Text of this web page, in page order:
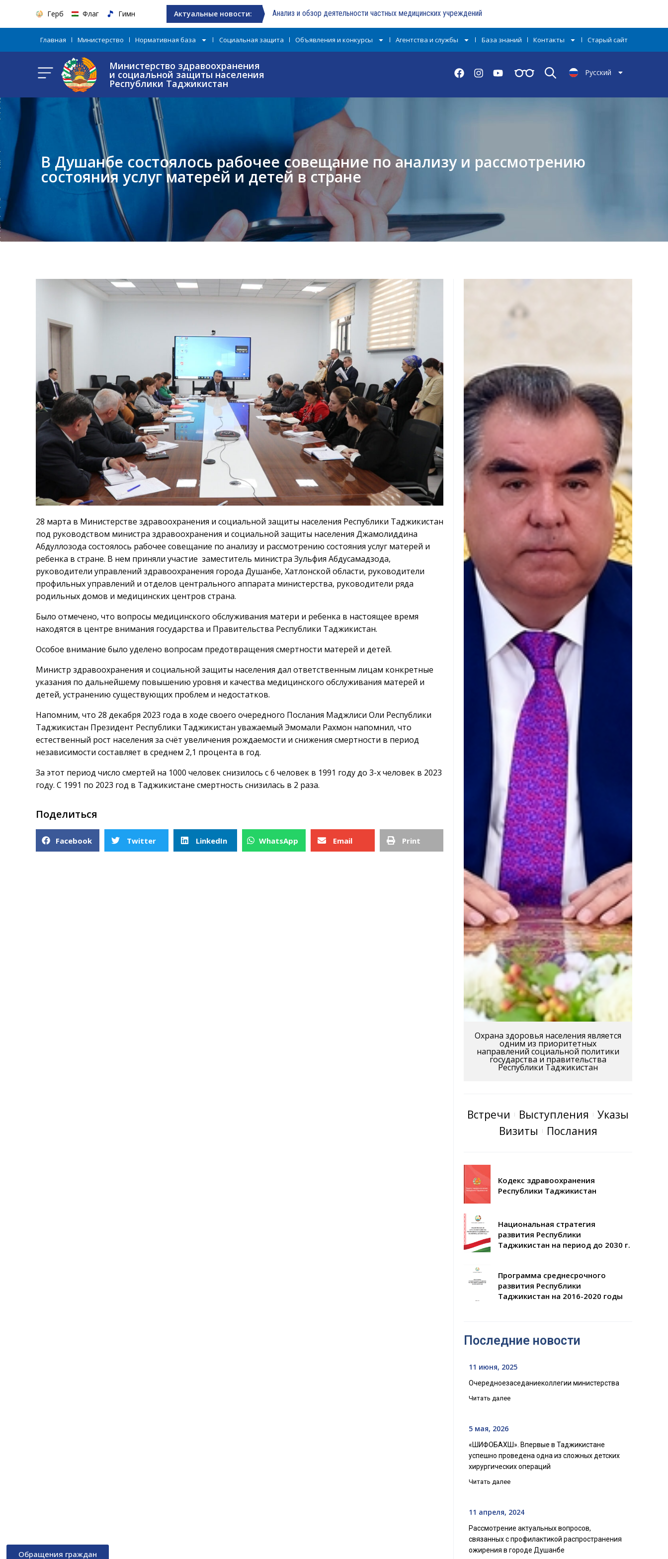
Герб Флаг Гимн Актуальные новости: Анализ и обзор деятельности частных медицинских учреждений
Главная Министерство Нормативная база Социальная защита Объявления и конкурсы Агентства и службы База знаний Контакты Старый сайт
Министерство здравоохранения
и социальной защиты населения
Республики Таджикистан
Русский
English
Тоҷикӣ
В Душанбе состоялось рабочее совещание по анализу и рассмотрению
состояния услуг матерей и детей в стране
28 марта в Министерстве здравоохранения и социальной защиты населения Республики Таджикистан
под руководством министра здравоохранения и социальной защиты населения Джамолиддина
Абдуллозода состоялось рабочее совещание по анализу и рассмотрению состояния услуг матерей и
ребенка в стране. В нем приняли участие заместитель министра Зульфия Абдусамадзода,
руководители управлений здравоохранения города Душанбе, Хатлонской области, руководители
профильных управлений и отделов центрального аппарата министерства, руководители ряда
родильных домов и медицинских центров страна.
Было отмечено, что вопросы медицинского обслуживания матери и ребенка в настоящее время
находятся в центре внимания государства и Правительства Республики Таджикистан.
Особое внимание было уделено вопросам предотвращения смертности матерей и детей.
Министр здравоохранения и социальной защиты населения дал ответственным лицам конкретные
указания по дальнейшему повышению уровня и качества медицинского обслуживания матерей и
детей, устранению существующих проблем и недостатков.
Напомним, что 28 декабря 2023 года в ходе своего очередного Послания Маджлиси Оли Республики
Таджикистан Президент Республики Таджикистан уважаемый Эмомали Рахмон напомнил, что
естественный рост населения за счёт увеличения рождаемости и снижения смертности в период
независимости составляет в среднем 2,1 процента в год.
За этот период число смертей на 1000 человек снизилось с 6 человек в 1991 году до 3-х человек в 2023
году. С 1991 по 2023 год в Таджикистане смертность снизилась в 2 раза.
Поделиться
Facebook Twitter LinkedIn WhatsApp Email Print
Охрана здоровья населения является
одним из приоритетных
направлений социальной политики
государства и правительства
Республики Таджикистан
Встречи Выступления
Указы
Визиты
Послания
Кодекс здравоохранения
Республики Таджикистан
Национальная стратегия
развития Республики
Таджикистан на период до 2030 г.
Программа среднесрочного
развития Республики
Таджикистан на 2016-2020 годы
Последние новости
11 июня, 2025
Очередноезаседаниеколлегии министерства
Читать далее
5 мая, 2026
«ШИФОБАХШ». Впервые в Таджикистане
успешно проведена одна из сложных детских
хирургических операций
Читать далее
11 апреля, 2024
Рассмотрение актуальных вопросов,
связанных с профилактикой распространения
ожирения в городе Душанбе
Обращения граждан